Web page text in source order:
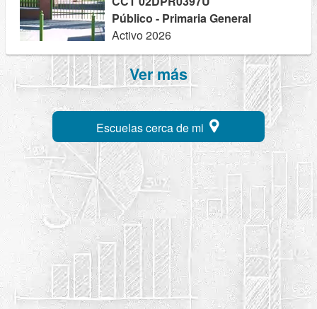
Público - Primaria General
Activo 2026
Ver más
Escuelas cerca de mi